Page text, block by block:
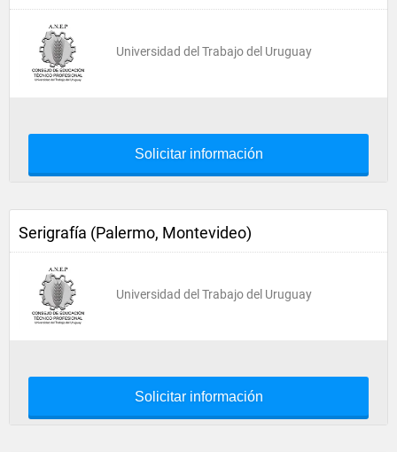
Universidad del Trabajo del Uruguay
Solicitar información
Serigrafía (Palermo, Montevideo)
Universidad del Trabajo del Uruguay
Solicitar información